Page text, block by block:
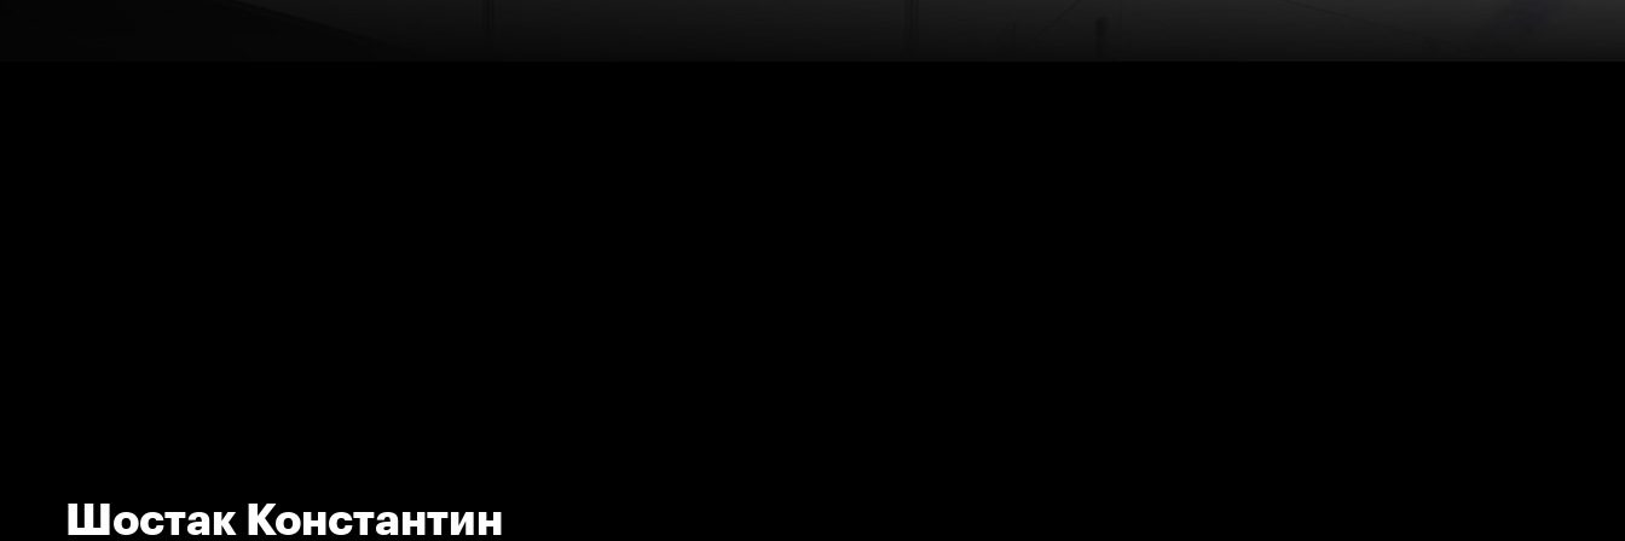
Шостак Константин